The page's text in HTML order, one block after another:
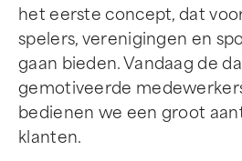
het eerste concept, dat
spelers, verenigingen en
gaan bieden. Vandaag de
gemotiveerde
bedienen we een groot
klanten.